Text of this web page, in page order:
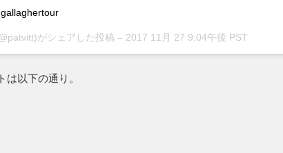
がシェアした投稿 – 2017 11月 27 9:04午後 PST
以下の通り。